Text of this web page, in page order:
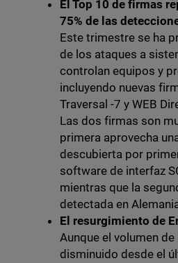
El Top 10 de firmas
75% de las
Este trimestre se ha
de los ataques a
controlan equipos y
incluyendo nuevas
Traversal -7 y WEB
Las dos firmas son
primera aprovecha
descubierta por
software de interfaz
mientras que la
detectada en
El resurgimiento de
Aunque el volumen
disminuido desde el